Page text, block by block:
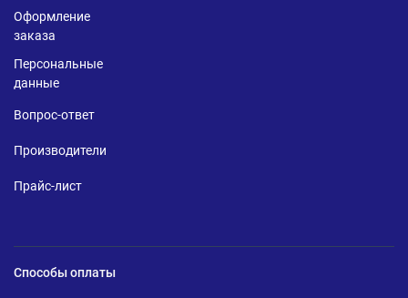
Оформление
заказа
Персональные
данные
Вопрос-ответ
Производители
Прайс-лист
Способы оплаты